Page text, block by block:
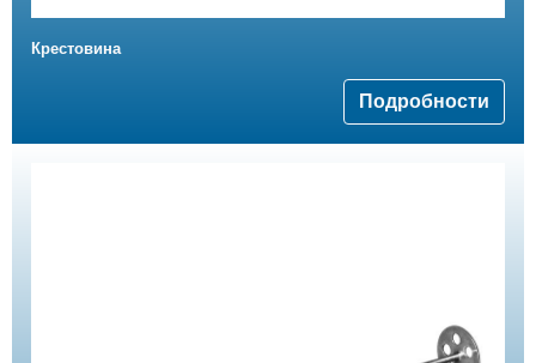
Крестовина
Подробности